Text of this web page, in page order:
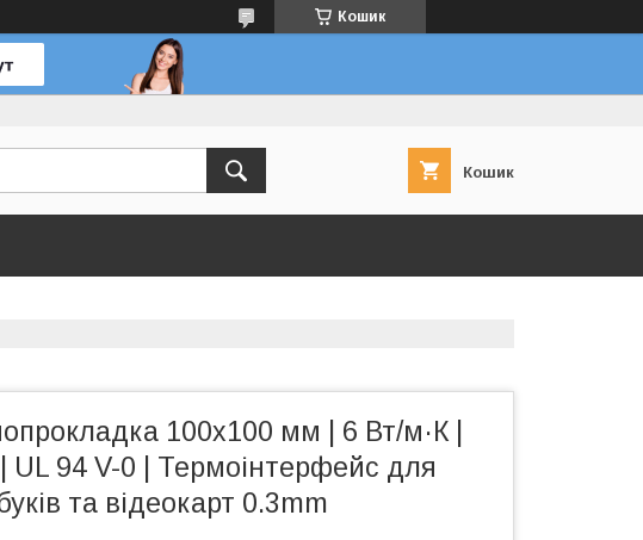
Кошик
Кошик
100x100 мм | 6 Вт/м·К |
UL 94 V-0 | Термоінтерфейс для
та відеокарт 0.3mm